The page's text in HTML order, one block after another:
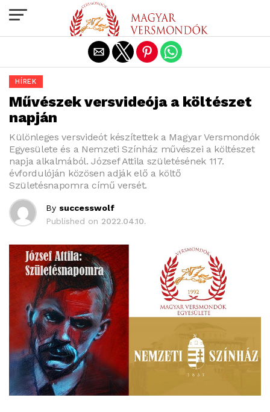
HÍREK
Művészek versvideója a költészet
napján
Különleges versvideót készítettek a Magyar Versmondók
Egyesülete és a Nemzeti Színház művészei a költészet
napja alkalmából. József Attila születésének 117.
évfordulóján közösen adják elő a költő
Születésnapomra című versét.
By successwolf
Published on 2022.04.10.
Exit mobile version